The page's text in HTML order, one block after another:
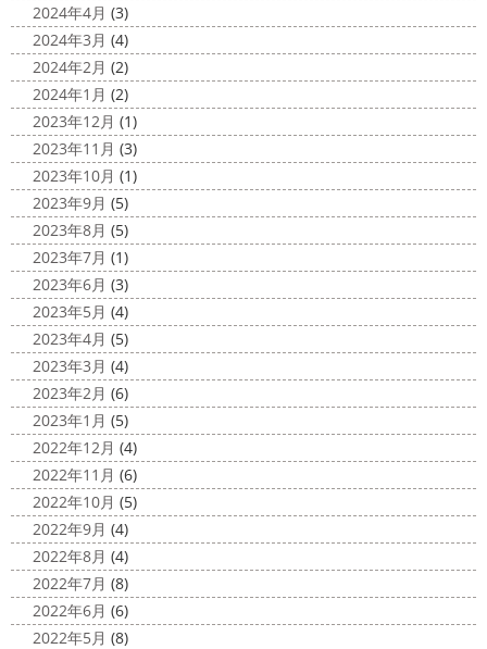
今日は高圧洗浄が何故必要かについて説明させていただき
ます
塗装工事をお考えのお客様は長くなりますが、ぜ
ひ読んでみてくださいね
外壁や屋根の表面に塗装してで
きた塗膜は、毎日屋外で紫外線、雨風、排気ガスなどにさ
らされて ...
カ陽気になり過ごしやすくなりましたね
お知らせをさせていただきます
先日、弊社が日本ペイン
ト神奈川営業所様より優良施工会社として表彰されました
このよ ...
2020/11/12
朝活
＊湘南の外壁塗装専門店＊
小倉氏サーフィンにはまり中
今回は浩
さんも一緒に
３人で出発
波は小さい
けどお天気良くて気持ち～
まずは陸でのイメトレ 入水～
小倉氏ライド
で、すぐ立ててました
2020/11/10
HAPPY HALLOWEEN
＊湘南の
外壁塗装専門店＊
ちょっとご無沙汰してる間にもう11月も
10日が過ぎようとしていますね
2020年もあっとゆう間
に終わってしまう～
今年はコロナの影響で色々なイベン
トもなくなり淋しいですね… ですが、先日ブログでもお伝
えしたマービスタ ...
2020/11/02
ウェット完成
＊湘南の外壁塗装専
門店＊
こんにちは!! 今週も１週間始まりました
が、明日は祝日です
今日も１日頑張りましょう
さて
さて、先日のブログで書いた、小倉氏のオーダーしたウェ
ットが完成しました
ゃんも一緒にパチリ
2024年4月 (3)
2024年3月 (4)
2024年2月 (2)
2024年1月 (2)
2023年12月 (1)
2023年11月 (3)
2023年10月 (1)
2023年9月 (5)
2023年8月 (5)
2023年7月 (1)
2023年6月 (3)
2023年5月 (4)
2023年4月 (5)
2023年3月 (4)
2023年2月 (6)
2023年1月 (5)
2022年12月 (4)
2022年11月 (6)
2022年10月 (5)
2022年9月 (4)
2022年8月 (4)
2022年7月 (8)
2022年6月 (6)
2022年5月 (8)